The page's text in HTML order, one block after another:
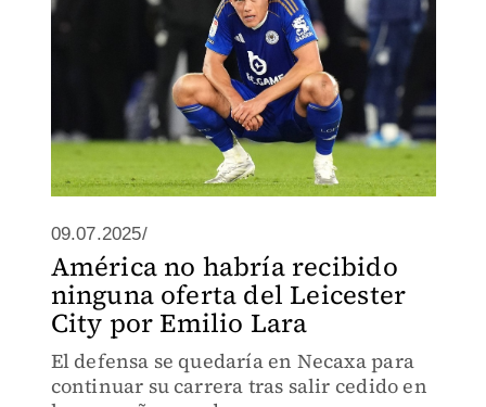
09.07.2025/
América no habría recibido
ninguna oferta del Leicester
City por Emilio Lara
El defensa se quedaría en Necaxa para
continuar su carrera tras salir cedido en